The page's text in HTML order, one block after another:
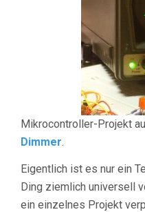
Mikrocontroller-Projekt
Dimmer.
Eigentlich ist es nur ein
Ding ziemlich universell
ein einzelnes Projekt